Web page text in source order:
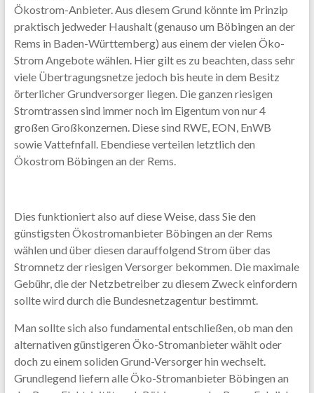
Ökostrom-Anbieter. Aus diesem Grund könnte im Prinzip
praktisch jedweder Haushalt (genauso um Böbingen an der
Rems in Baden-Württemberg) aus einem der vielen Öko-
Strom Angebote wählen. Hier gilt es zu beachten, dass sehr
viele Übertragungsnetze jedoch bis heute in dem Besitz
örterlicher Grundversorger liegen. Die ganzen riesigen
Stromtrassen sind immer noch im Eigentum von nur 4
großen Großkonzernen. Diese sind RWE, EON, EnWB
sowie Vattefnfall. Ebendiese verteilen letztlich den
Ökostrom Böbingen an der Rems.
Dies funktioniert also auf diese Weise, dass Sie den
günstigsten Ökostromanbieter Böbingen an der Rems
wählen und über diesen darauffolgend Strom über das
Stromnetz der riesigen Versorger bekommen. Die maximale
Gebühr, die der Netzbetreiber zu diesem Zweck einfordern
sollte wird durch die Bundesnetzagentur bestimmt.
Man sollte sich also fundamental entschließen, ob man den
alternativen günstigeren Öko-Stromanbieter wählt oder
doch zu einem soliden Grund-Versorger hin wechselt.
Grundlegend liefern alle Öko-Stromanbieter Böbingen an